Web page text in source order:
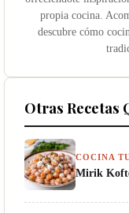
propia cocina.
descubre cómo
Otras Recetas
COCINA
Mirik